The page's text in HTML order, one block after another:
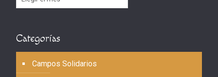
Categorías
Campos Solidarios